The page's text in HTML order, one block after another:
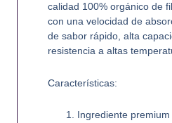
calidad 100% orgánico de
con una velocidad de
de sabor rápido, alta
resistencia a altas
Características:
Ingrediente